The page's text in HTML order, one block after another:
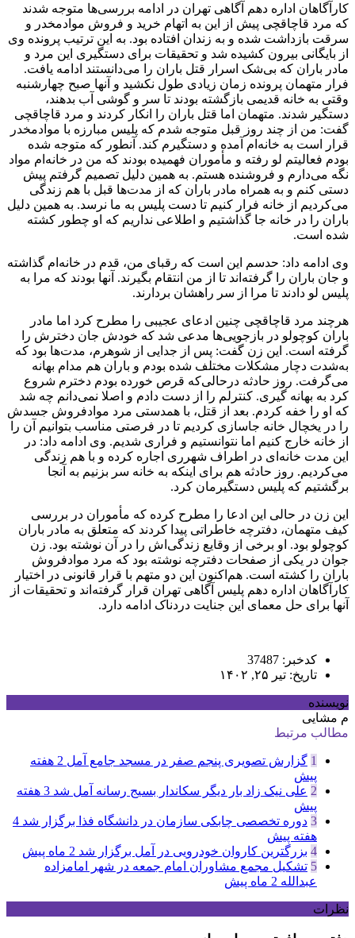
کارآگاهان اداره دهم آگاهی تهران در ادامه بررسی‌ها متوجه شدند
که ‌مرد قاچاقچی پیش از این به اتهام خرید و فروش مواد‌مخدر و
سرقت بازداشت شده و به زندان افتاده بود. به این ترتیب پرونده وی
از بایگانی بیرون کشیده شد و تحقیقات برای دستگیری این مرد و
مادر باران که بی‌شک اسرار قتل باران را می‌دانستند ادامه یافت.
فرار متهمان پرونده زمان زیادی طول نکشید و آنها صبح چهارشنبه
وقتی به خانه قدیمی بازگشته بودند تا سر و گوشی آب بدهند،
دستگیر شدند. متهمان اما قتل باران را انکار کردند و مرد قاچاقچی
گفت: من از چند روز قبل متوجه شدم که پلیس مبارزه با مواد‌مخدر
قرار است به خانه‌ام آمده و دستگیرم کند. آنطور که متوجه شده
بودم فعالیتم لو رفته و مأموران فهمیده بودند که من در خانه‌ام مواد
نگه می‌دارم و فروشنده هستم. به همین دلیل تصمیم گرفتم پیش
دستی کنم و به همراه مادر باران که از مدت‌ها قبل با هم زندگی
می‌کردیم از خانه فرار کنیم تا دست پلیس به ما نرسد. به همین دلیل
باران را در خانه جا گذاشتیم و اطلاعی نداریم که او چطور کشته
شده است.
وی ادامه داد: حدسم این است که رقبای من، قدم در خانه‌ام گذاشته
و جان باران را گرفته‌اند تا از من انتقام بگیرند. آنها بودند که مرا به
پلیس لو دادند تا مرا از سر راهشان بردارند.
هرچند مرد قاچاقچی چنین ادعای عجیبی را مطرح کرد اما مادر
باران کوچولو در بازجویی‌ها مدعی شد که خودش جان دخترش را
گرفته است. این زن گفت: پس از جدایی از شوهرم، مدت‌ها بود که
به‌شدت دچار مشکلات مختلف شده بودم و باران هم مدام بهانه
می‌گرفت. روز حادثه درحالی‌که قرص خورده بودم دخترم شروع
کرد به بهانه گیری. کنترلم را از دست دادم و اصلا نمی‌دانم چه شد
که او را خفه کردم. بعد از قتل، با همدستی مرد موادفروش جسدش
را در یخچال خانه جاسازی کردیم تا در فرصتی مناسب بتوانیم آن را
از خانه خارج کنیم اما نتوانستیم و فراری شدیم. وی ادامه داد: در
این مدت خانه‌ای در اطراف شهرری اجاره کرده و با هم زندگی
می‌کردیم. روز حادثه هم برای اینکه به خانه سر بزنیم به آنجا
برگشتیم که پلیس دستگیرمان کرد.
این زن در حالی این ادعا را مطرح کرده که مأموران در بررسی
کیف متهمان، دفترچه خاطراتی پیدا کردند که متعلق به مادر باران
کوچولو بود. او برخی از وقایع زندگی‌اش را در آن نوشته بود. زن
جوان در یکی از صفحات دفترچه نوشته بود که مرد موادفروش
باران را کشته است. هم‌اکنون این دو متهم با قرار قانونی در اختیار
کارآگاهان اداره دهم پلیس آگاهی تهران قرار گرفته‌اند و تحقیقات از
آنها برای حل معمای این جنایت دردناک ادامه دارد.
کدخبر: 37487
تاریخ: تیر ۲۵, ۱۴۰۲
نویسنده
م مشایی
مطالب مرتبط
1 گزارش تصویری پنجم صفر در مسجد جامع آمل
2 هفته
پیش
2 علی نیک زاد بار دیگر سکاندار بسیج رسانه آمل شد
3 هفته
پیش
3 دوره تخصصی چابکی سازمان در دانشگاه فذا برگزار شد 4
هفته پیش
4 بزرگترین کاروان خودرویی در آمل برگزار شد 2 ماه پیش
5 تشکیل مجمع مشاوران امام جمعه در شهر امامزاده
عبدالله 2 ماه پیش
نظرات